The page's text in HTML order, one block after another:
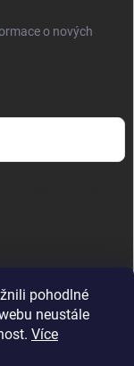
pohodlné
neustále
Více
o nových